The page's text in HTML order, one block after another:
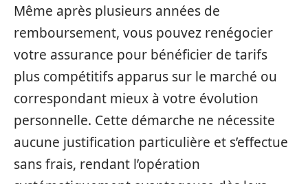
Même après plusieurs années de
remboursement, vous pouvez renégocier
votre assurance pour bénéficier de tarifs
plus compétitifs apparus sur le marché ou
correspondant mieux à votre évolution
personnelle. Cette démarche ne nécessite
aucune justification particulière et s’effectue
sans frais, rendant l’opération